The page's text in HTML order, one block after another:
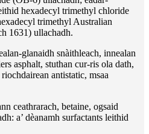
hexadecyl trimethyl chloride
trimethyl Australian
1631) ullachadh.
glanaidh snàithleach, innealan
asphalt, stuthan cur-ris ola dath,
antistatic, msaa
ceathrarach, betaine, ogsaid
a’ dèanamh surfactants leithid